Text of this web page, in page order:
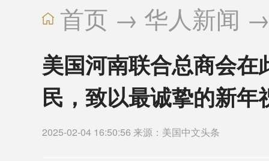
首页 → 华人新闻
美国河南联合总商会
民，致以最诚挚的新年
2025-02-04 16:50:56 来源：美国中文头条